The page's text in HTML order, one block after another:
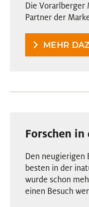
Die Vorarlberger
Partner der
MEHR
Forschen
Den neugierigen
besten in der
wurde schon
einen Besuch